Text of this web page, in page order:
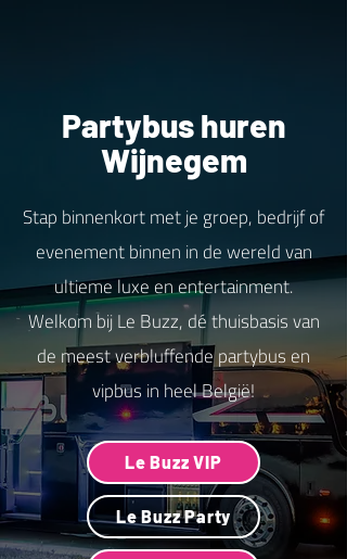
Partybus huren
Wijnegem
Stap binnenkort met je groep, bedrijf of
evenement binnen in de wereld van
ultieme luxe en entertainment.
Welkom bij Le Buzz, dé thuisbasis van
de meest verbluffende partybus en
vipbus in heel België!
Le Buzz VIP
Le Buzz Party